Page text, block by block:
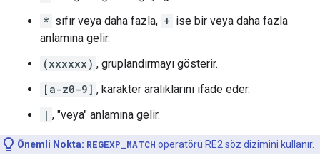
* sıfır veya daha fazla, + ise bir veya daha fazla
anlamına gelir.
(xxxxxx) , gruplandırmayı gösterir.
[a-z0-9] , karakter aralıklarını ifade eder.
| , "veya" anlamına gelir.
Önemli Nokta: REGEXP_MATCH operatörü RE2 söz dizimini kullanır.